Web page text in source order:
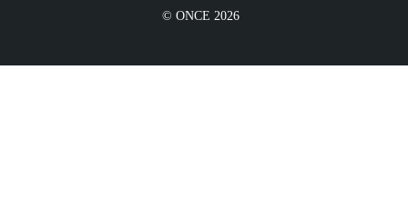
© ONCE 2026